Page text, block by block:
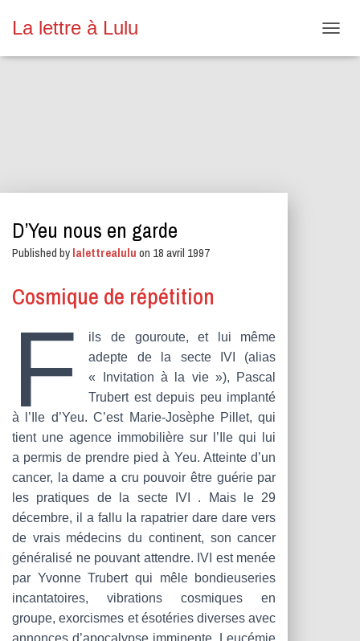
La lettre à Lulu
U
D’Yeu nous en garde
Published bylalettrealuluon 18 avril 1997
Cosmique de répétition
F
ils de gouroute, et lui même
adepte de la secte IVI (alias
« Invitation à la vie »), Pascal
Trubert est depuis peu implanté
à l’Ile d’Yeu. C’est Marie-Josèphe Pillet, qui
tient une agence immobilière sur l’Ile qui lui
a permis de prendre pied à Yeu. Atteinte d’un
cancer, la dame a cru pouvoir être guérie par
les pratiques de la secte IVI . Mais le 29
décembre, il a fallu la rapatrier dare dare vers
de vrais médecins du continent, son cancer
généralisé ne pouvant attendre. IVI est menée
par Yvonne Trubert qui mêle bondieuseries
incantatoires, vibrations cosmiques en
groupe, exorcismes et ésotéries diverses avec
annonces d’apocalypse imminente. Leucémie